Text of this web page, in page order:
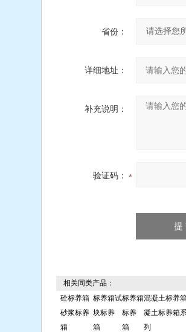
省份：
详细地址：
补充说明：
验证码：
相关同类产品：
砼标养箱
砂浆标养
箱
标养箱试
块标养
箱
标养箱
标养
箱
混凝土标养
凝土标养箱
列